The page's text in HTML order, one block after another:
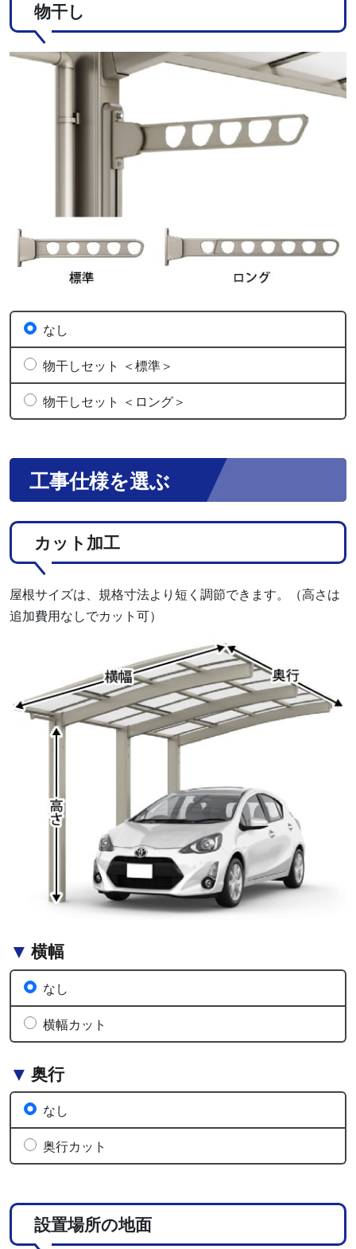
物干し
なし
物干しセット ＜標準＞
物干しセット ＜ロング＞
工事仕様を選ぶ
カット加工
屋根サイズは、規格寸法より短く調節できます。（高さは
追加費用なしでカット可）
横幅
なし
横幅カット
奥行
なし
奥行カット
設置場所の地面